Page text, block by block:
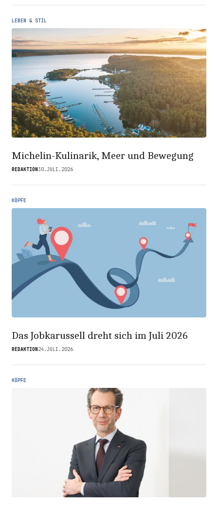
LEBEN & STIL
Michelin-Kulinarik, Meer und Bewegung
REDAKTION30.JULI.2026
KÖPFE
Das Jobkarussell dreht sich im Juli 2026
REDAKTION24.JULI.2026
KÖPFE